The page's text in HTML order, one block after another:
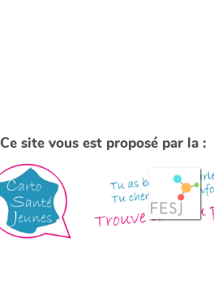
Ce site vous est proposé par la :